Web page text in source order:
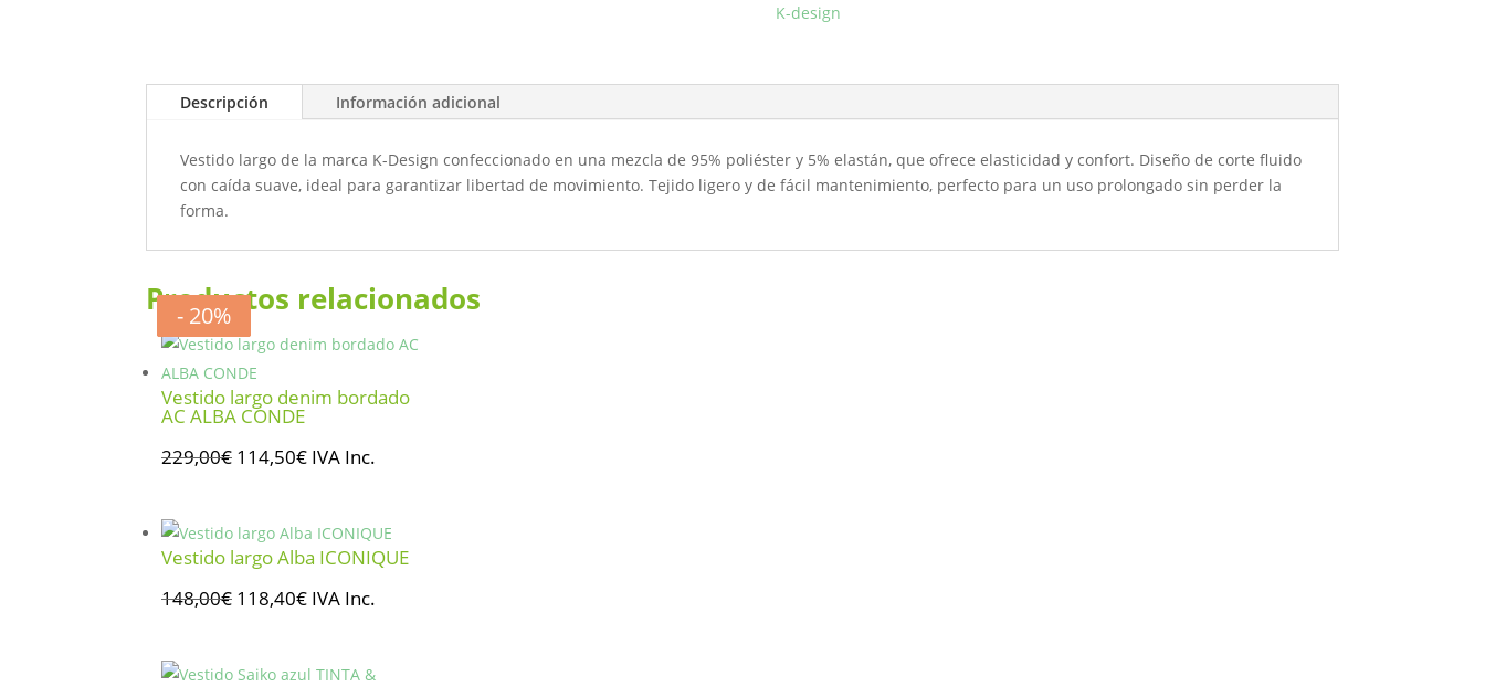
K-design
Descripción Información adicional
Vestido largo de la marca K-Design confeccionado en una mezcla de 95% poliéster y 5% elastán, que ofrece elasticidad y confort. Diseño de corte fluido
con caída suave, ideal para garantizar libertad de movimiento. Tejido ligero y de fácil mantenimiento, perfecto para un uso prolongado sin perder la
forma.
Productos relacionados
- 50%
Vestido largo denim bordado
AC ALBA CONDE
229,00€ El
era:
229,00€.
114,50€El
es:
114,50€.
IVA Inc.
- 20%
Vestido largo Alba ICONIQUE
148,00€ El
era:
118,40€El
es:
IVA Inc.
- 20%
- 20%